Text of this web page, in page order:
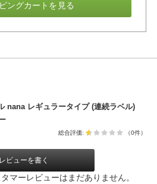
ングカートを見る
nana レギュラータイプ (連続ラベル)
総合評価: （0件）
レビューを書く
マーレビューはまだありません。